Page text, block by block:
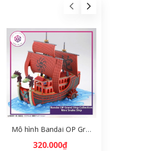
Mô hình Bandai OP Grand Ship Collection Nine Snake Ship [GBD] [MKB]
320.000₫